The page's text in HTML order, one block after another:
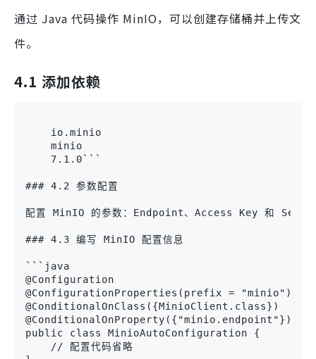
通过 Java 代码操作 MinIO，可以创建存储桶并上传文
件。
4.1 添加依赖
    io.minio
    minio
    7.1.0```
### 4.2 参数配置
配置 MinIO 的参数：Endpoint、Access Key 和
### 4.3 编写 MinIO 配置信息
```java
@Configuration
@ConfigurationProperties(prefix = "minio")
@ConditionalOnClass({MinioClient.class})
@ConditionalOnProperty({"minio.endpoint"})
public class MinioAutoConfiguration {
    // 配置代码省略